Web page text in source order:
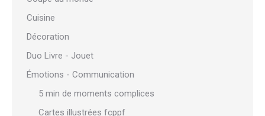
Cuisine
Décoration
Duo Livre - Jouet
Émotions - Communication
5 min de moments complices
Cartes illustrées fcppf